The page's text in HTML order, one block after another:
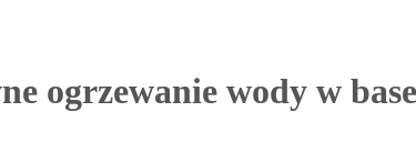
ogrzewanie wody w